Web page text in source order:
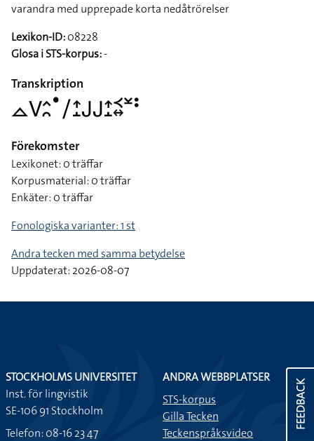
varandra med upprepade korta nedåtrörelser
Lexikon-ID:08228
Glosa i STS-korpus:-
Transkription
􌤼􌤭􌤵􌥘􌤟􌥠􌤴􌤸􌤢􌤢􌤴􌤸􌥹􌦉􌥸􌥻
Förekomster
Lexikonet: 0 träffar
Korpusmaterial: 0 träffar
Enkäter: 0 träffar
Fonologiska varianter: 1 st
Andra tecken med samma betydelse
Uppdaterat: 2026-08-07
FEEDBACK
STOCKHOLMS UNIVERSITET
Inst. för lingvistik
SE-106 91 Stockholm
Telefon: 08-16 23 47
ANDRA WEBBPLATSER
STS-korpus
Gilla Tecken
Teckenspråksvideo